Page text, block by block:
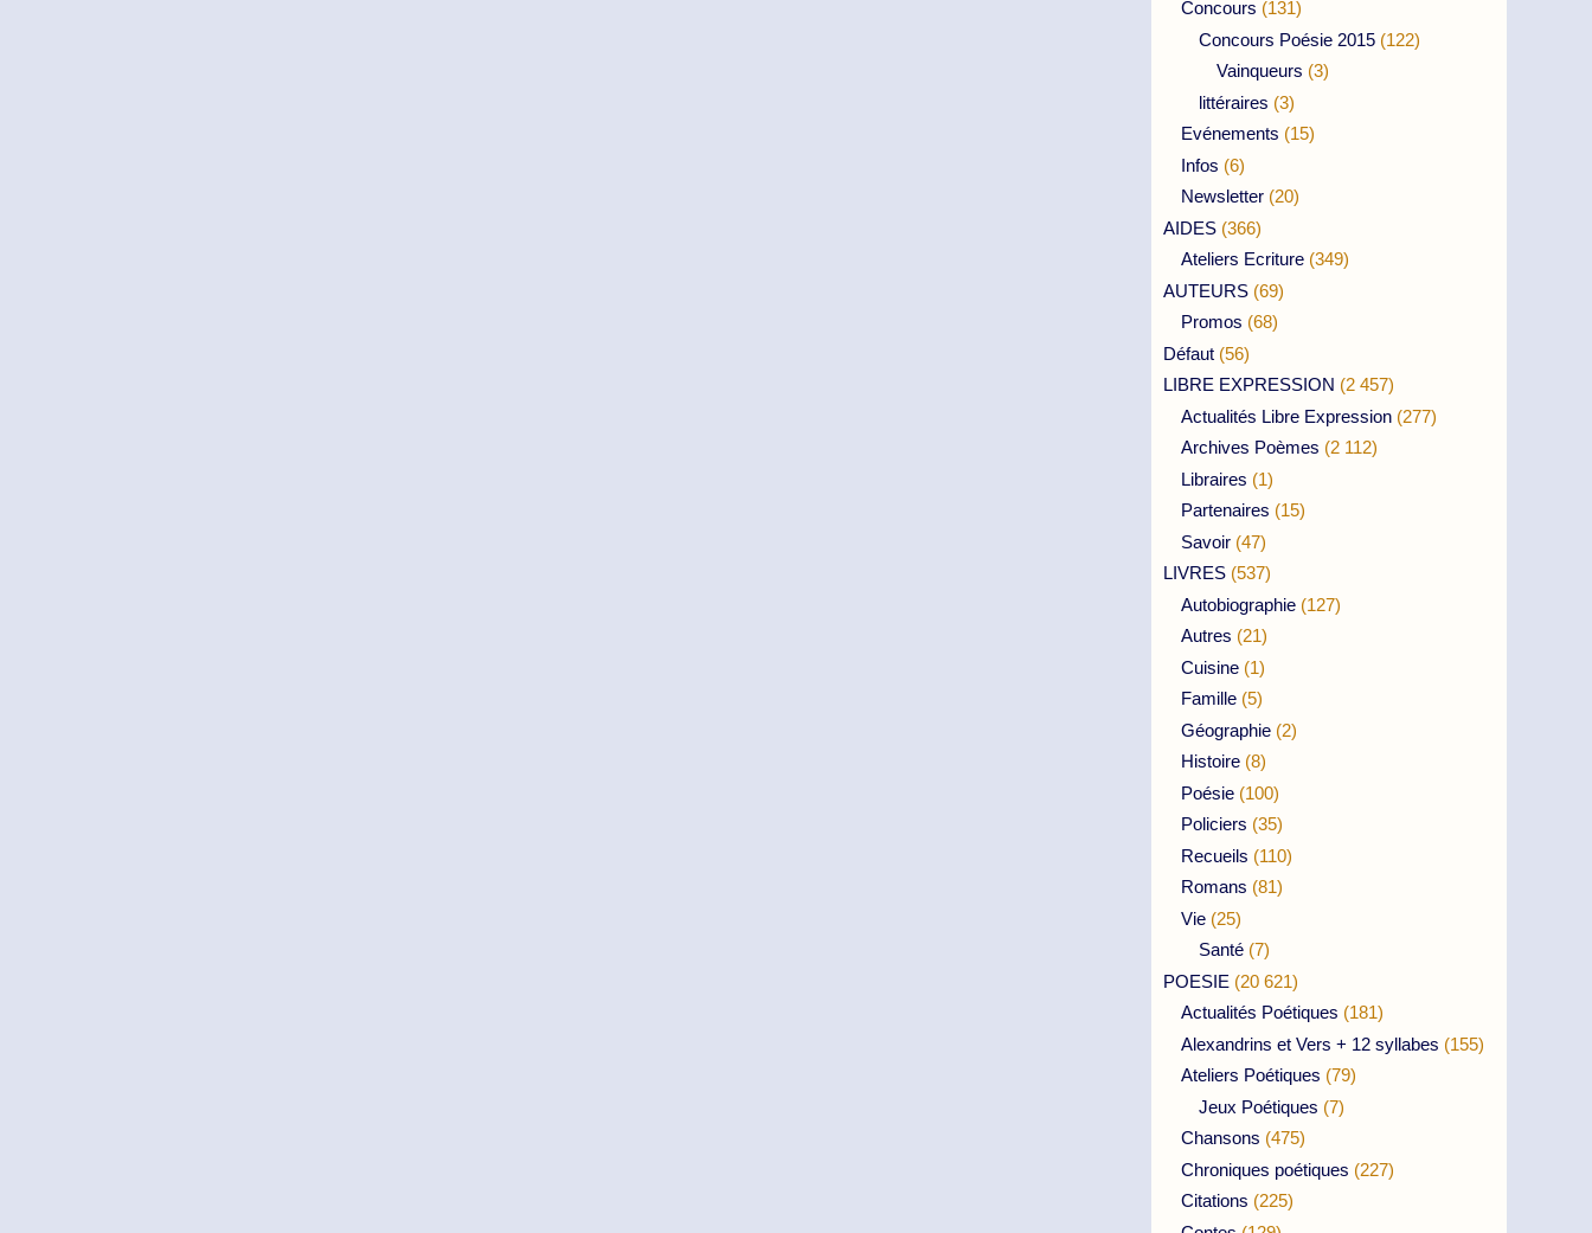
Concours (131)
Concours Poésie 2015 (122)
Vainqueurs (3)
littéraires (3)
Evénements (15)
Infos (6)
Newsletter (20)
AIDES (366)
Ateliers Ecriture (349)
AUTEURS (69)
Promos (68)
Défaut (56)
LIBRE EXPRESSION (2 457)
Actualités Libre Expression (277)
Archives Poèmes (2 112)
Libraires (1)
Partenaires (15)
Savoir (47)
LIVRES (537)
Autobiographie (127)
Autres (21)
Cuisine (1)
Famille (5)
Géographie (2)
Histoire (8)
Poésie (100)
Policiers (35)
Recueils (110)
Romans (81)
Vie (25)
Santé (7)
POESIE (20 621)
Actualités Poétiques (181)
Alexandrins et Vers + 12 syllabes (155)
Ateliers Poétiques (79)
Jeux Poétiques (7)
Chansons (475)
Chroniques poétiques (227)
Citations (225)